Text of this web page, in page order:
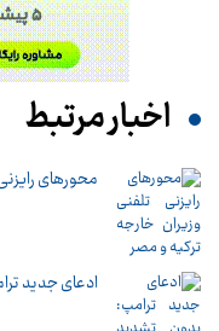
اخبار مرتبط
محورهای
ادعای جدید